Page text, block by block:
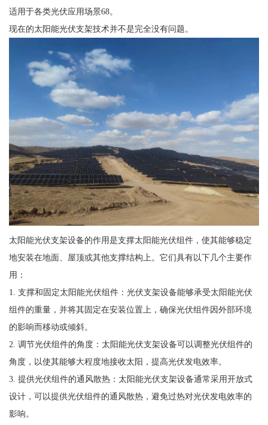
适用于各类光伏应用场景68。
现在的太阳能光伏支架技术并不是完全没有问题。
太阳能光伏支架设备的作用是支撑太阳能光伏组件，使其能够稳定
地安装在地面、屋顶或其他支撑结构上。它们具有以下几个主要作
用：
1. 支撑和固定太阳能光伏组件：光伏支架设备能够承受太阳能光伏
组件的重量，并将其固定在安装位置上，确保光伏组件因外部环境
的影响而移动或倾斜。
2. 调节光伏组件的角度：太阳能光伏支架设备可以调整光伏组件的
角度，以使其能够大程度地接收太阳，提高光伏发电效率。
3. 提供光伏组件的通风散热：太阳能光伏支架设备通常采用开放式
设计，可以提供光伏组件的通风散热，避免过热对光伏发电效率的
影响。